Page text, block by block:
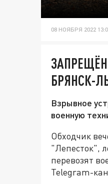
08 НОЯБРЯ 2022
БРЯНСК-
Взрывное
военную
Обходчик
"Лепесток",
перевозят
Telegram-